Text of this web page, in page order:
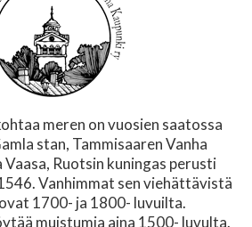
meren on vuosien saatossa
stan, Tammisaaren Vanha
Vaasa, Ruotsin kuningas perusti
Vanhimmat sen viehättävistä
1700- ja 1800- luvuilta.
muistumia aina 1500- luvulta.